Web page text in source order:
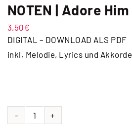
NOTEN | Adore Him
3,50€
DIGITAL – DOWNLOAD ALS PDF
inkl. Melodie, Lyrics und Akkorde
NOTEN